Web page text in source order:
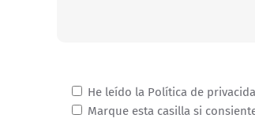
He leído la Política de
Marque esta casilla si